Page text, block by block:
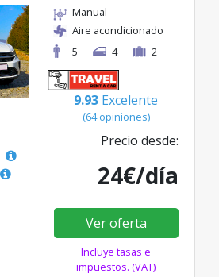
Manual
Aire acondicionado
5
4 2
9.93 Excelente
(64 opiniones)
Precio desde:
24€/día
Ver oferta
Incluye tasas e
impuestos. (VAT)